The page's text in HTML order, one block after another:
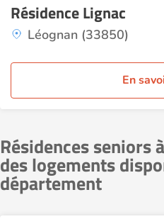
Résidence Lignac
Léognan (33850)
En
Résidences seniors
des logements
département